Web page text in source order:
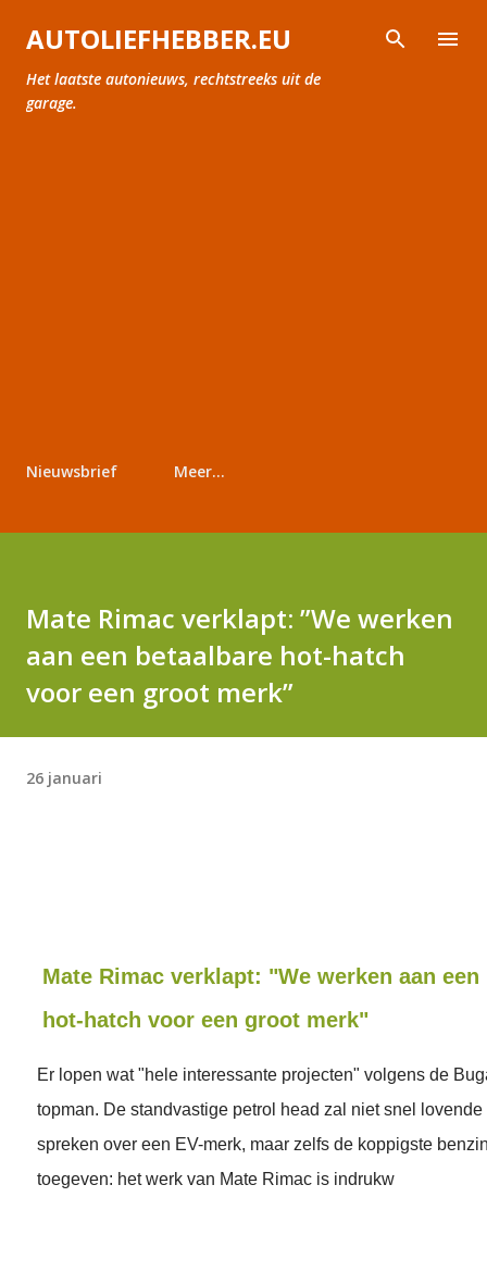
Doorgaan naar hoofdcontent
AUTOLIEFHEBBER.EU
Het laatste autonieuws, rechtstreeks uit de
garage.
Nieuwsbrief Meer…
Mate Rimac verklapt: ”We werken
aan een betaalbare hot-hatch
voor een groot merk”
26 januari
Mate Rimac verklapt: "We werken aan een
hot-hatch voor een groot merk"
Er lopen wat "hele interessante projecten" volgens de
topman. De standvastige petrol head zal niet snel
spreken over een EV-merk, maar zelfs de koppigste
toegeven: het werk van Mate Rimac is indrukw